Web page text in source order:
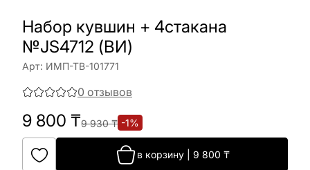
Набор кувшин + 4стакана
№JS4712 (ВИ)
Арт: ИМП-ТВ-101771
0 отзывов
9 800 ₸9 930₸ -1%
в корзину| 9 800 ₸